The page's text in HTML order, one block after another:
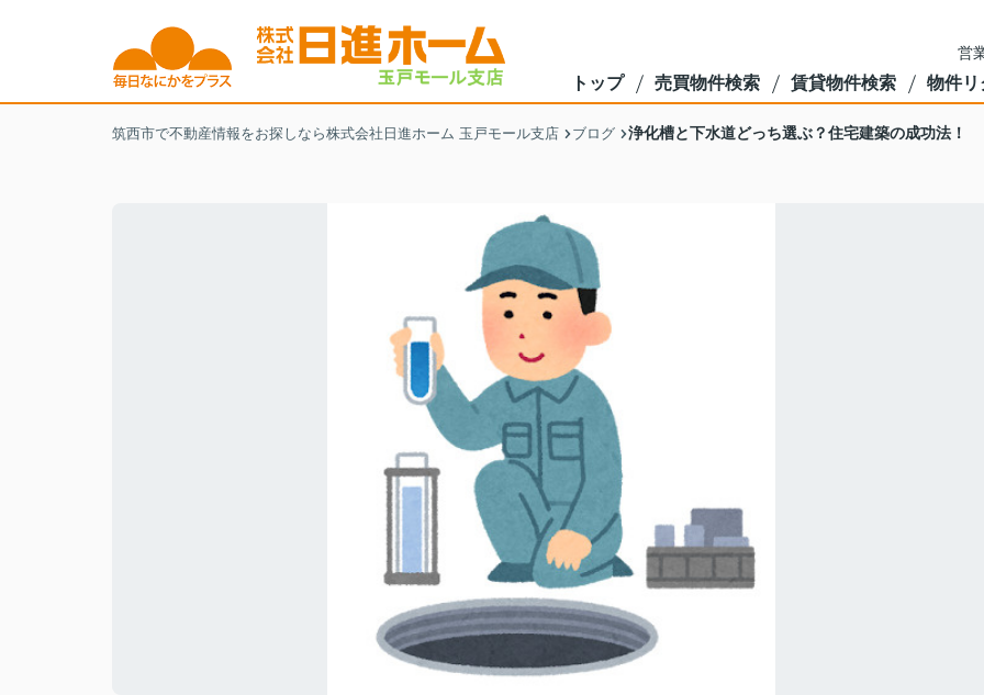
営
トップ 売買物件検索 賃貸物件検索 物件リ
筑西市で不動産情報をお探しなら株式会社日進ホーム 玉戸モール支店 ブログ 浄化槽と下水道どっち選ぶ？住宅建築の成功法！